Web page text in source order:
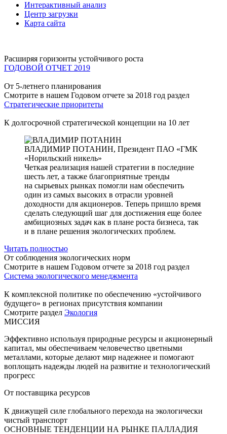
Интерактивный анализ
Центр загрузки
Карта сайта
Расширяя горизонты устойчивого роста
ГОДОВОЙ ОТЧЕТ 2019
От 5-летнего планирования
Смотрите в нашем Годовом отчете за 2018 год раздел
Стратегические приоритеты
К долгосрочной стратегической концепции на 10 лет
ВЛАДИМИР ПОТАНИН, Президент ПАО «ГМК
«Норильский никель»
Четкая реализация нашей стратегии в последние
шесть лет, а также благоприятные тренды
на сырьевых рынках помогли нам обеспечить
один из самых высоких в отрасли уровней
доходности для акционеров. Теперь пришло время
сделать следующий шаг для достижения еще более
амбициозных задач как в плане роста бизнеса, так
и в плане решения экологических проблем.
Читать полностью
От соблюдения экологических норм
Смотрите в нашем Годовом отчете за 2018 год раздел
Система экологического менеджмента
К комплексной политике по обеспечению «устойчивого
будущего» в регионах присутствия компании
Смотрите раздел Экология
МИССИЯ
Эффективно используя природные ресурсы и акционерный
капитал, мы обеспечиваем человечество цветными
металлами, которые делают мир надежнее и помогают
воплощать надежды людей на развитие и технологический
прогресс
От поставщика ресурсов
К движущей силе глобального перехода на экологически
чистый транспорт
ОСНОВНЫЕ ТЕНДЕНЦИИ НА РЫНКЕ ПАЛЛАДИЯ